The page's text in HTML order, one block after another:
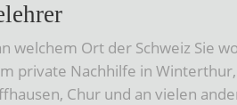
welchem Ort der Schweiz Sie
private Nachhilfe in Winterthur,
Chur und an vielen